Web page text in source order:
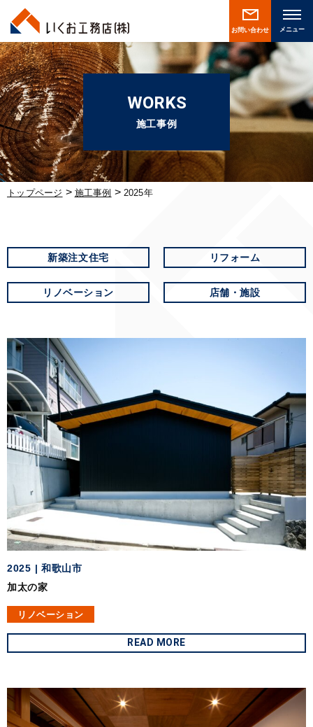
お問い合わせ
WORKS
施工事例
トップページ > 施工事例 > 2025年
新築注文住宅 リフォーム
リノベーション 店舗・施設
2025
和歌山市
加太の家
リノベーション
READ MORE